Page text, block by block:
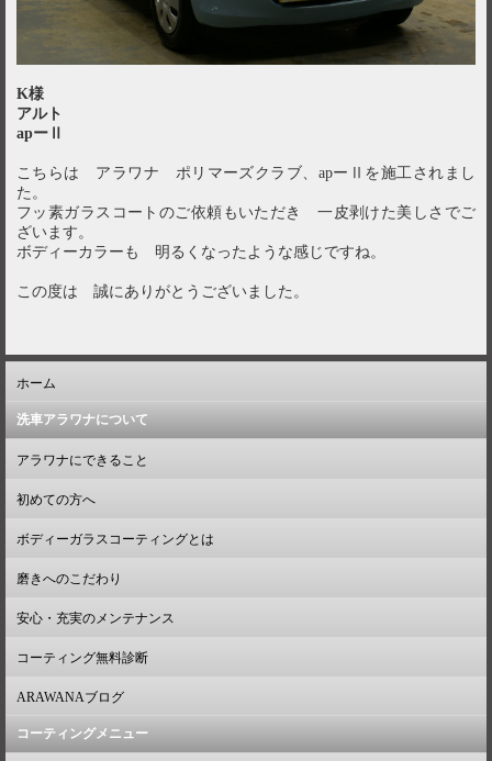
K様
アルト
apーⅡ
こちらは アラワナ ポリマーズクラブ、apーⅡを施工されまし
た。
フッ素ガラスコートのご依頼もいただき 一皮剥けた美しさでご
ざいます。
ボディーカラーも 明るくなったような感じですね。
この度は 誠にありがとうございました。
ホーム
洗車アラワナについて
アラワナにできること
初めての方へ
ボディーガラスコーティングとは
磨きへのこだわり
安心・充実のメンテナンス
コーティング無料診断
ARAWANAブログ
コーティングメニュー